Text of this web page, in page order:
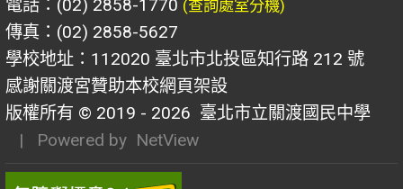
電話：(02) 2858-1770 (查詢處室分機)
傳真：(02) 2858-5627
學校地址：112020 臺北市北投區知行路 212 號
感謝關渡宮贊助本校網頁架設
版權所有 © 2019 - 2026 臺北市立關渡國民中學
| Powered by NetView